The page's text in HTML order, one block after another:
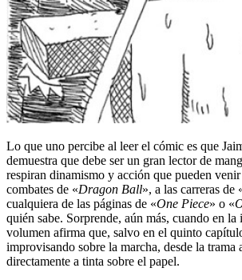
Lo que uno percibe al leer el cómic es que
demuestra que debe ser un gran lector de
respiran dinamismo y acción que pueden
combates de «Dragon Ball», a las carreras de
cualquiera de las páginas de «One Piece» o «
quién sabe. Sorprende, aún más, cuando en
volumen afirma que, salvo en el quinto
improvisando sobre la marcha, desde la
directamente a tinta sobre el papel.